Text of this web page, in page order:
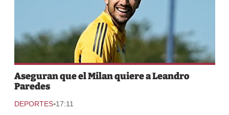
Aseguran que el Milan quiere a Leandro
Paredes
DEPORTES-17:11